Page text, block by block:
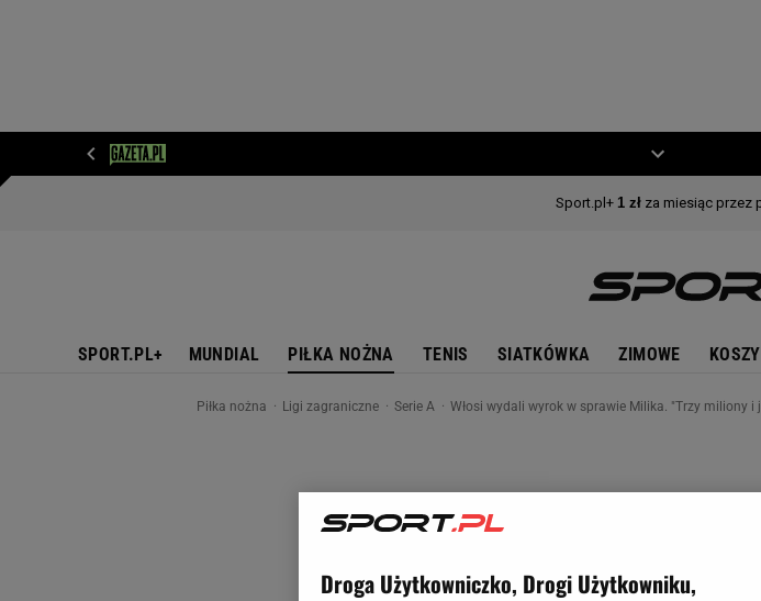
SPORT.PL+ MUNDIAL PIŁKA NOŻNA TENIS SIATKÓWKA ZIMOWE
Piłka nożna Ligi zagraniczne Serie A Włosi wydali wyrok w sprawie Milika. "Trzy miliony i
Droga Użytkowniczko, Drogi Użytkowniku,